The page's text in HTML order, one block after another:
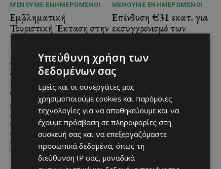
ΜΈΝΟΥΜΕ ΕΝΗΜΕΡΩΜΈΝΟΙ
Εμβληματική
Τουριστική Έκταση στην
Παραλιακή Ζώνη
Αλαμινού με
Αδειοδοτημένη
Ξενοδοχειακή Ανάπτυξη
και Πανοραμική Θέα της
Θάλασσας
Μια εξαιρετικά σπάνια
επενδυτική ευκαιρία
παρουσιάζεται στην παραλιακή
περιοχή του Αλαμινού, στην
επαρχία Λάρνακας. Πρόκειται
για τρία συνεχόμενα...
ΜΈΝΟΥΜΕ ΕΝΗΜΕΡΩΜΈΝΟΙ
Επένδυση €31 εκατ. για
εκσυγχρονισμό των
Το έργο υλοποιείται στο πλαίσιο
του Προγράμματος Πολιτικής
τη συγχρηματοδότησης της ΕΕ
Σε μία από τις...
Υπεύθυνη χρήση των
δεδομένων σας
Εμείς και οι συνεργάτες μας
χρησιμοποιούμε cookies και παρόμοιες
τεχνολογίες για να αποθηκεύουμε και να
έχουμε πρόσβαση σε πληροφορίες στη
συσκευή σας και να επεξεργαζόμαστε
προσωπικά δεδομένα, όπως τη
διεύθυνση IP σας, μοναδικά